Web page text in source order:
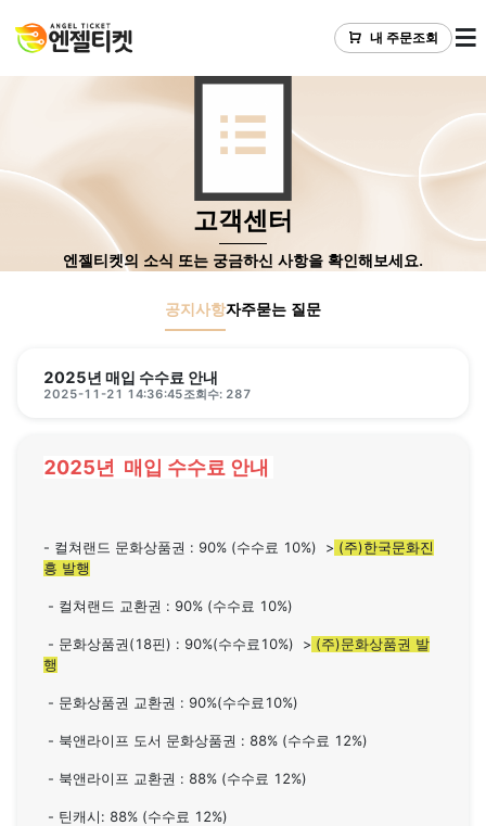
내 주문조회
고객센터
엔젤티켓의 소식 또는 궁금하신 사항을 확인해보세요.
공지사항자주묻는 질문
2025년 매입 수수료 안내
2025-11-21 14:36:45조회수: 287
2025년 매입 수수료 안내
- 컬쳐랜드 문화상품권 : 90% (수수료 10%) > (주)한국문화진
흥 발행
- 컬쳐랜드 교환권 : 90% (수수료 10%)
- 문화상품권(18핀) : 90%(수수료10%) > (주)문화상품권 발
행
- 문화상품권 교환권 : 90%(수수료10%)
- 북앤라이프 도서 문화상품권 : 88% (수수료 12%)
- 북앤라이프 교환권 : 88% (수수료 12%)
- 틴캐시: 88% (수수료 12%)